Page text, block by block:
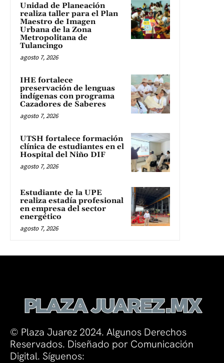
Unidad de Planeación
realiza taller para el Plan
Maestro de Imagen
Urbana de la Zona
Metropolitana de
Tulancingo
agosto 7, 2026
IHE fortalece
preservación de lenguas
indígenas con programa
Cazadores de Saberes
agosto 7, 2026
UTSH fortalece formación
clínica de estudiantes en el
Hospital del Niño DIF
agosto 7, 2026
Estudiante de la UPE
realiza estadía profesional
en empresa del sector
energético
agosto 7, 2026
© Plaza Juarez 2024. Algunos Derechos
Reservados. Diseñado por Comunicación
Digital. Síguenos: